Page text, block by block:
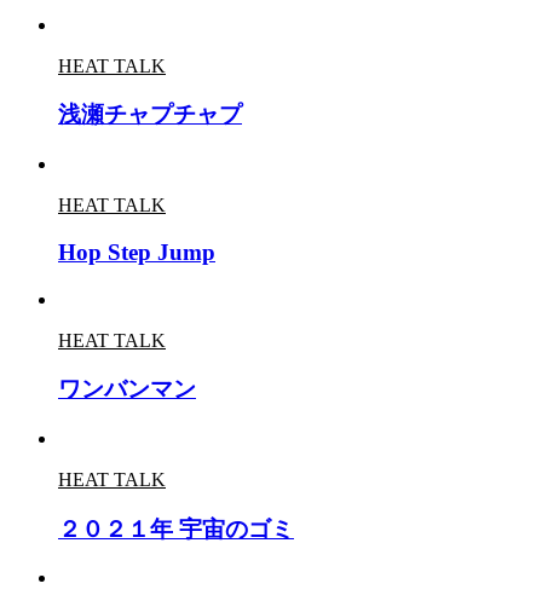
HEAT TALK
浅瀬チャプチャプ
HEAT TALK
Hop Step Jump
HEAT TALK
ワンバンマン
HEAT TALK
２０２１年 宇宙のゴミ